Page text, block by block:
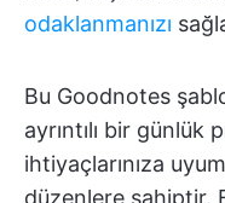
odaklanmanızı
Bu Goodnotes
ayrıntılı bir günlük
ihtiyaçlarınıza
düzenlere sahiptir.